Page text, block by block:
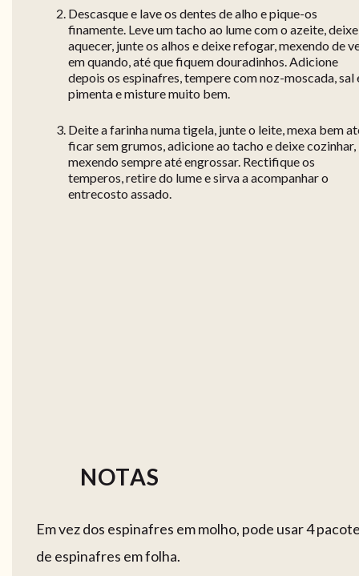
Descasque e lave os dentes de alho e pique-os
finamente. Leve um tacho ao lume com o azeite, deixe
aquecer, junte os alhos e deixe refogar, mexendo de
em quando, até que fiquem douradinhos. Adicione
depois os espinafres, tempere com noz-moscada, sal
pimenta e misture muito bem.
Deite a farinha numa tigela, junte o leite, mexa bem
ficar sem grumos, adicione ao tacho e deixe cozinhar,
mexendo sempre até engrossar. Rectifique os
temperos, retire do lume e sirva a acompanhar o
entrecosto assado.
NOTAS
Em vez dos espinafres em molho, pode usar 4
de espinafres em folha.